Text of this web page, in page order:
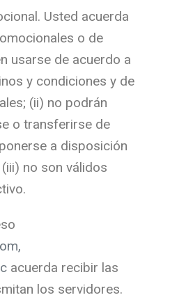
Usted acuerda
o de
usarse de acuerdo a
y condiciones y de
(ii) no podrán
o transferirse de
a disposición
no son válidos
acuerda recibir las
los servidores.